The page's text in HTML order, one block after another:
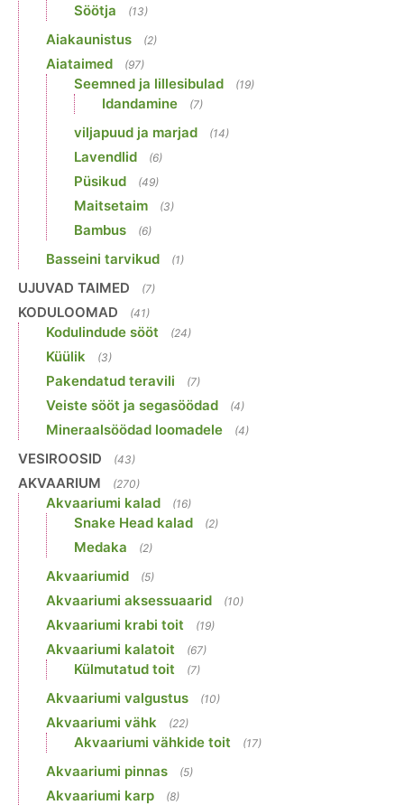
Söötja (13)
Aiakaunistus (2)
Aiataimed (97)
Seemned ja lillesibulad (19)
Idandamine (7)
viljapuud ja marjad (14)
Lavendlid (6)
Püsikud (49)
Maitsetaim (3)
Bambus (6)
Basseini tarvikud (1)
UJUVAD TAIMED (7)
KODULOOMAD (41)
Kodulindude sööt (24)
Küülik (3)
Pakendatud teravili (7)
Veiste sööt ja segasöödad (4)
Mineraalsöödad loomadele (4)
VESIROOSID (43)
AKVAARIUM (270)
Akvaariumi kalad (16)
Snake Head kalad (2)
Medaka (2)
Akvaariumid (5)
Akvaariumi aksessuaarid (10)
Akvaariumi krabi toit (19)
Akvaariumi kalatoit (67)
Külmutatud toit (7)
Akvaariumi valgustus (10)
Akvaariumi vähk (22)
Akvaariumi vähkide toit (17)
Akvaariumi pinnas (5)
Akvaariumi karp (8)